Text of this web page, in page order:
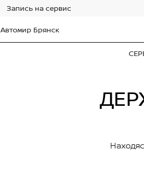
Запись на сервис
Автомир Брянск